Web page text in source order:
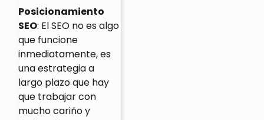
Posicionamiento
SEO: El SEO no es algo
que funcione
inmediatamente, es
una estrategia a
largo plazo que hay
que trabajar con
mucho cariño y